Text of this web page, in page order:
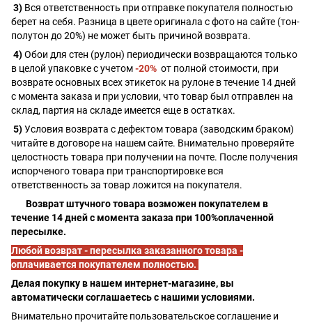
3) Вся ответственность при отправке покупателя полностью
берет на себя. Разница в цвете оригинала с фото на сайте (тон-
полутон до 20%) не может быть причиной возврата.
4)Обои для стен (рулон) периодически возвращаются только
в целой упаковке с учетом-20% от полной стоимости, при
возврате основных всех этикеток на рулоне в течение 14 дней
с момента заказа и при условии, что товар был отправлен на
склад, партия на складе имеется еще в остатках.
5)Условия возврата с дефектом товара (заводским браком)
читайте в договоре на нашем сайте. Внимательно проверяйте
целостность товара при получении на почте. После получения
испорченого товара при транспортировке вся
ответственность за товар ложится на покупателя.
Возврат штучного товара возможен покупателем в
течение 14 дней с момента заказа при 100%оплаченной
пересылке.
Любой возврат - пересылка заказанного товара -
оплачивается покупателем полностью.
Делая покупку в нашем интернет-магазине, вы
автоматически соглашаетесь с нашими условиями.
Внимательно прочитайте пользовательское соглашение и